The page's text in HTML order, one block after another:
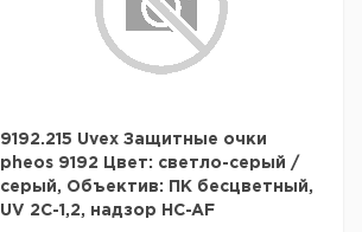
9192.215 Uvex Защитные очки
pheos 9192 Цвет: светло-серый /
серый, Объектив: ПК бесцветный,
UV 2C-1,2, надзор HC-AF